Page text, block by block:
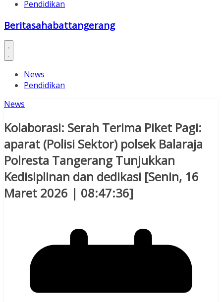
Pendidikan
Beritasahabattangerang
News
Pendidikan
News
Kolaborasi: Serah Terima Piket Pagi:
aparat (Polisi Sektor) polsek Balaraja
Polresta Tangerang Tunjukkan
Kedisiplinan dan dedikasi [Senin, 16
Maret 2026 | 08:47:36]